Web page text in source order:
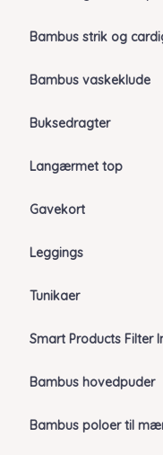
Bambus strik og
Bambus vaskeklude
Buksedragter
Langærmet top
Gavekort
Leggings
Tunikaer
Smart Products Filter
Bambus hovedpuder
Bambus poloer til